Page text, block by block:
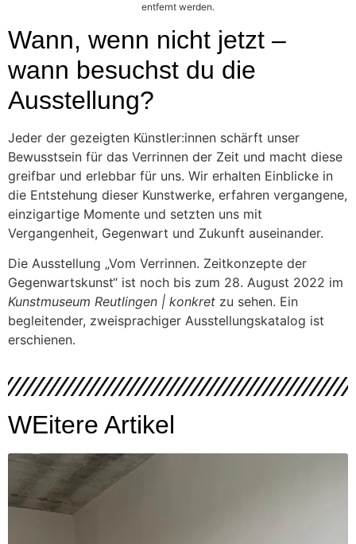
entfernt werden.
Wann, wenn nicht jetzt –
wann besuchst du die
Ausstellung?
Jeder der gezeigten Künstler:innen schärft unser
Bewusstsein für das Verrinnen der Zeit und macht diese
greifbar und erlebbar für uns. Wir erhalten Einblicke in
die Entstehung dieser Kunstwerke, erfahren vergangene,
einzigartige Momente und setzten uns mit
Vergangenheit, Gegenwart und Zukunft auseinander.
Die Ausstellung „Vom Verrinnen. Zeitkonzepte der
Gegenwartskunst“ ist noch bis zum 28. August 2022 im
Kunstmuseum Reutlingen | konkret zu sehen. Ein
begleitender, zweisprachiger Ausstellungskatalog ist
erschienen.
WEitere Artikel